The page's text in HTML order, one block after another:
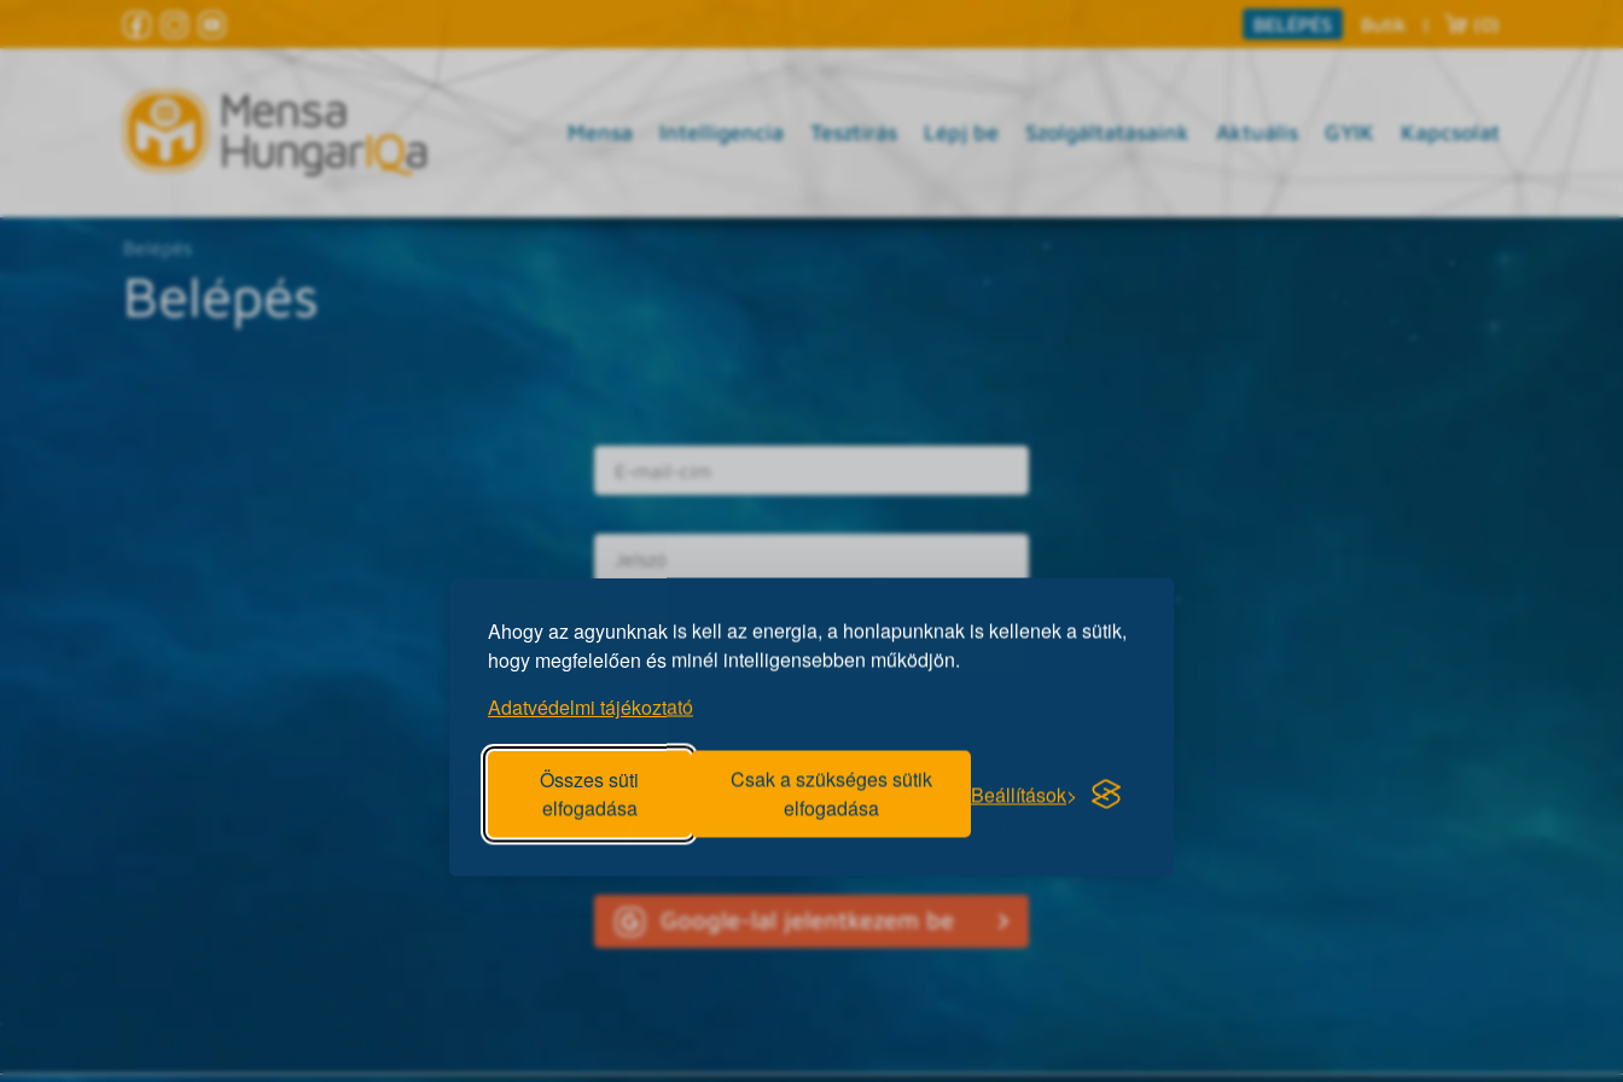
Ahogy az agyunknak is kell az energia, a honlapunknak is kellenek a sütik,
hogy megfelelően és minél intelligensebben működjön.
Adatvédelmi tájékoztató
Összes süti
elfogadása
Csak a szükséges sütik
elfogadása
Beállítások
BELÉPÉS Butik | (0)
Mensa Intelligencia Tesztírás Lépj be Szolgáltatásaink Aktuális GYIK Kapcsolat
Belépés
Belépés
Facebookkal jelentkezem be
Google-lal jelentkezem be